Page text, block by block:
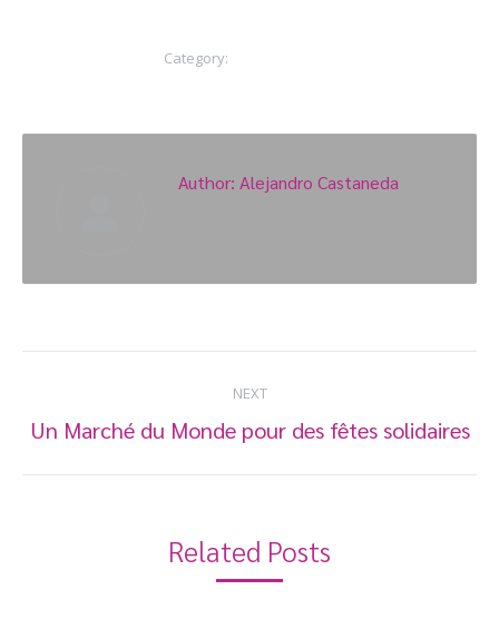
Category:
Author: Alejandro Castaneda
navigation
NEXT
Next
Un Marché du Monde pour des fêtes solidaires
Related Posts